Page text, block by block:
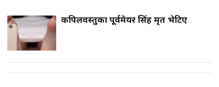
कपिलवस्तुका पूर्वमेयर सिंह मृत भेटिए